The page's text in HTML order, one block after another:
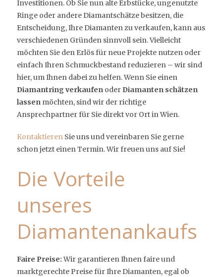
Investitionen. Ob Sie nun alte Erbstücke, ungenutzte
Ringe oder andere Diamantschätze besitzen, die
Entscheidung, Ihre Diamanten zu verkaufen, kann aus
verschiedenen Gründen sinnvoll sein. Vielleicht
möchten Sie den Erlös für neue Projekte nutzen oder
einfach Ihren Schmuckbestand reduzieren – wir sind
hier, um Ihnen dabei zu helfen. Wenn Sie einen
Diamantring verkaufen oder Diamanten schätzen
lassen möchten, sind wir der richtige
Ansprechpartner für Sie direkt vor Ort in Wien.
Kontaktieren Sie uns und vereinbaren Sie gerne
schon jetzt einen Termin. Wir freuen uns auf Sie!
Die Vorteile
unseres
Diamantenankaufs
Faire Preise:Wir garantieren Ihnen faire und
marktgerechte Preise für Ihre Diamanten, egal ob